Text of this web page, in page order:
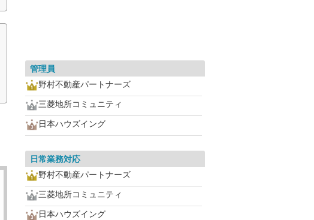
管理員
野村不動産パートナーズ
三菱地所コミュニティ
日本ハウズイング
日常業務対応
野村不動産パートナーズ
三菱地所コミュニティ
日本ハウズイング